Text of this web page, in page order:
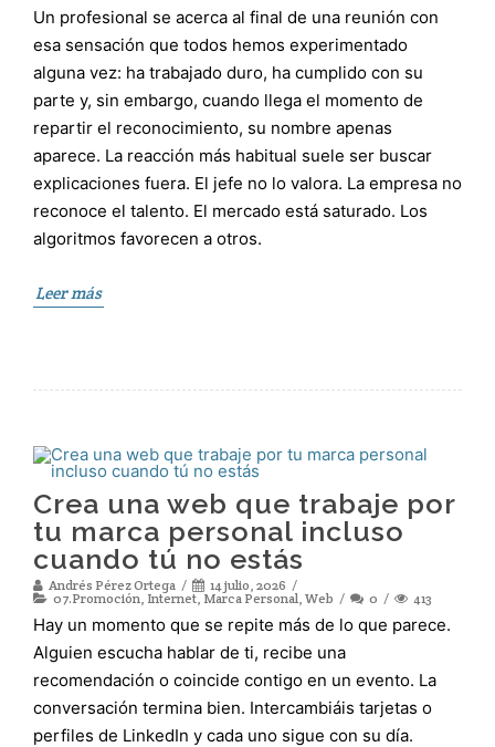
Un profesional se acerca al final de una reunión con
esa sensación que todos hemos experimentado
alguna vez: ha trabajado duro, ha cumplido con su
parte y, sin embargo, cuando llega el momento de
repartir el reconocimiento, su nombre apenas
aparece. La reacción más habitual suele ser buscar
explicaciones fuera. El jefe no lo valora. La empresa no
reconoce el talento. El mercado está saturado. Los
algoritmos favorecen a otros.
Leer más
Crea una web que trabaje por
tu marca personal incluso
cuando tú no estás
Andrés Pérez Ortega
14 julio, 2026
07.Promoción, Internet, Marca Personal, Web 0 413
Hay un momento que se repite más de lo que parece.
Alguien escucha hablar de ti, recibe una
recomendación o coincide contigo en un evento. La
conversación termina bien. Intercambiáis tarjetas o
perfiles de LinkedIn y cada uno sigue con su día.